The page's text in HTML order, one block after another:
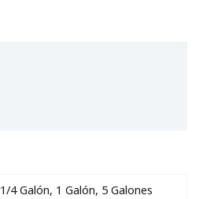
1/4 Galón, 1 Galón, 5 Galones